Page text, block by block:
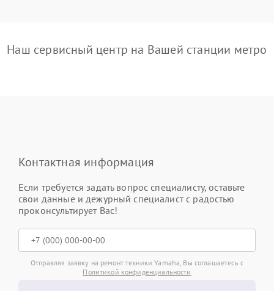
Наш сервисный центр на Вашей станции метро
Контактная информация
Если требуется задать вопрос специалисту, оставьте
свои данные и дежурный специалист с радостью
проконсультирует Вас!
Отправляя заявку на ремонт техники Yamaha, Вы соглашаетесь с
Политикой конфиденциальности